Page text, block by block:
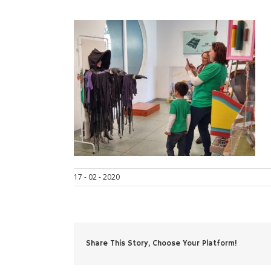
17 - 02 - 2020
Share This Story, Choose Your Platform!